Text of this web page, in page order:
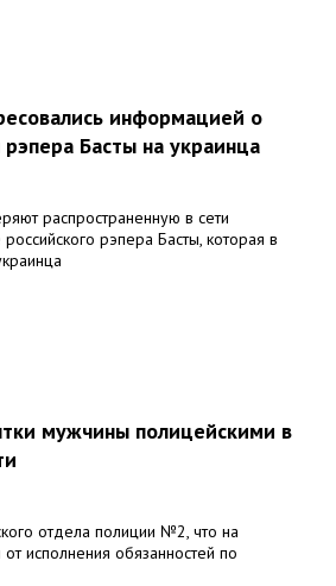
информацией о
Басты на украинца
распространенную в сети
рэпера Басты, которая в
мужчины полицейскими в
отдела полиции №2, что на
исполнения обязанностей по